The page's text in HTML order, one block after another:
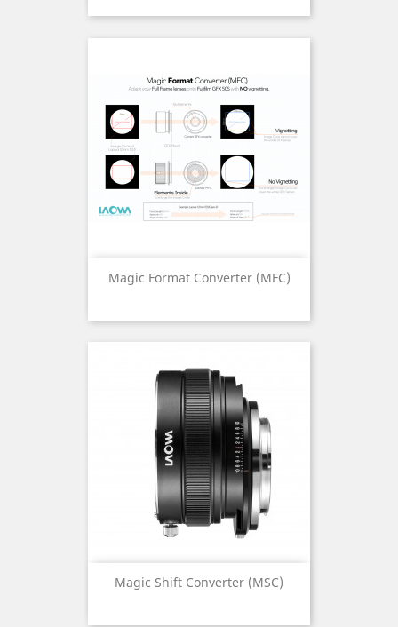
Magic Format Converter (MFC)
Magic Shift Converter (MSC)